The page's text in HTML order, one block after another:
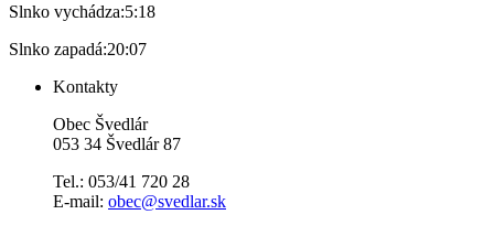
Slnko vychádza:5:18
Slnko zapadá:20:07
Kontakty
Obec Švedlár
053 34 Švedlár 87
Tel.: 053/41 720 28
E-mail: obec@svedlar.sk